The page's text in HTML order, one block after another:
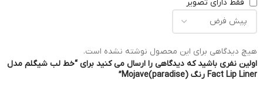
فقط دارای تصویر
هیچ دیدگاهی برای این محصول نوشته نشده است.
اولین نفری باشید که دیدگاهی را ارسال می کنید برای “خط لب شیگلم مدل
Fact Lip Liner رنگ Mojave(paradise)”